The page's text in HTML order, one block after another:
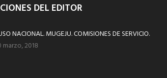
DEL EDITOR
NACIONAL. MUGEJU. COMISIONES DE SERVICIO.
marzo, 2018